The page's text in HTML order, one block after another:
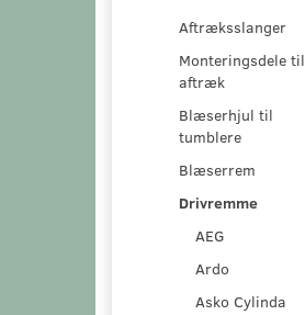
Aftræksslanger
Monteringsdele til
aftræk
Blæserhjul til
tumblere
Blæserrem
Drivremme
AEG
Ardo
Asko Cylinda